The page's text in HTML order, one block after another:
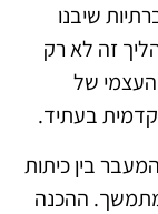
שיבנו
זה לא רק
העצמי של
בעתיד.
בין כיתות
ההכנה